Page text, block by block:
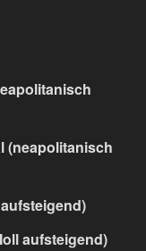
(neapolitanisch
aufsteigend)